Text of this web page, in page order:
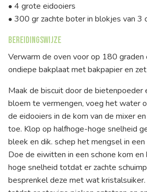
• 4 grote eidooiers
• 300 gr zachte boter in blokjes van 3
Bereidingswijze
Verwarm de oven voor op 180 graden
ondiepe bakplaat met bakpapier en
Maak de biscuit door de bietenpoeder
bloem te vermengen, voeg het water
de eidooiers in de kom van de mixer
toe. Klop op halfhoge-hoge snelheid
bleek en dik. schep het mengsel in
Doe de eiwitten in een schone kom
hoge snelheid totdat er zachte
besprenkel deze met wat